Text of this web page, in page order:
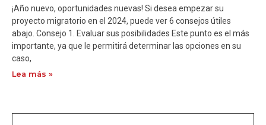
¡Año nuevo, oportunidades nuevas! Si desea empezar su
proyecto migratorio en el 2024, puede ver 6 consejos útiles
abajo. Consejo 1. Evaluar sus posibilidades Este punto es el más
importante, ya que le permitirá determinar las opciones en su
caso,
Lea más »